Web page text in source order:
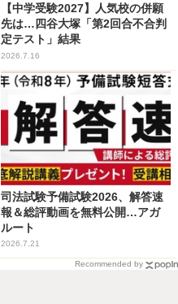
【中学受験2027】人気校の併願
先は…四谷大塚「第2回合不合判
定テスト」結果
2026.7.16
司法試験予備試験2026、解答速
報＆総評動画を無料公開…アガ
ルート
2026.7.21
Recommended by